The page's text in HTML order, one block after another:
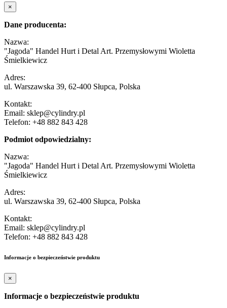
×
Dane producenta:
Nazwa:
"Jagoda" Handel Hurt i Detal Art. Przemysłowymi Wioletta
Śmielkiewicz
Adres:
ul. Warszawska 39, 62-400 Słupca, Polska
Kontakt:
Email: sklep@cylindry.pl
Telefon: +48 882 843 428
Podmiot odpowiedzialny:
Nazwa:
"Jagoda" Handel Hurt i Detal Art. Przemysłowymi Wioletta
Śmielkiewicz
Adres:
ul. Warszawska 39, 62-400 Słupca, Polska
Kontakt:
Email: sklep@cylindry.pl
Telefon: +48 882 843 428
Informacje o bezpieczeństwie produktu
×
Informacje o bezpieczeństwie produktu